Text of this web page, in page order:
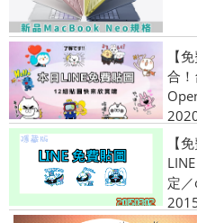
【
合
【
定